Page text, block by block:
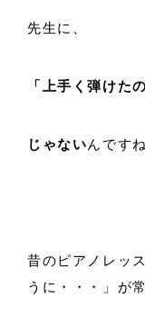
先生に、
「上手く弾けた
じゃないんです
昔のピアノレッ
うに・・・」が